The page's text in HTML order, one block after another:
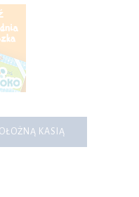
KASIĄ